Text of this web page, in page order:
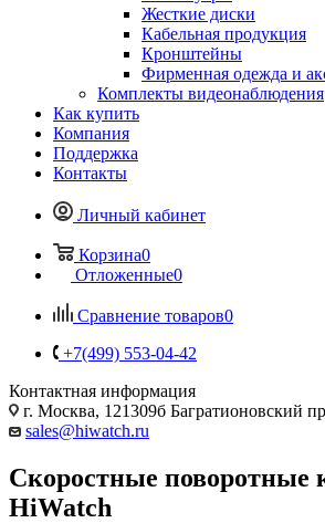
Жесткие диски
Кабельная продукция
Кронштейны
Фирменная одежда и
Комплекты видеонаблюдения
Как купить
Компания
Поддержка
Контакты
Личный кабинет
Корзина0
Отложенные0
Сравнение товаров0
+7(499) 553-04-42
Контактная информация
г. Москва, 121309б Багратионовский
sales@hiwatch.ru
Скоростные поворотные
HiWatch